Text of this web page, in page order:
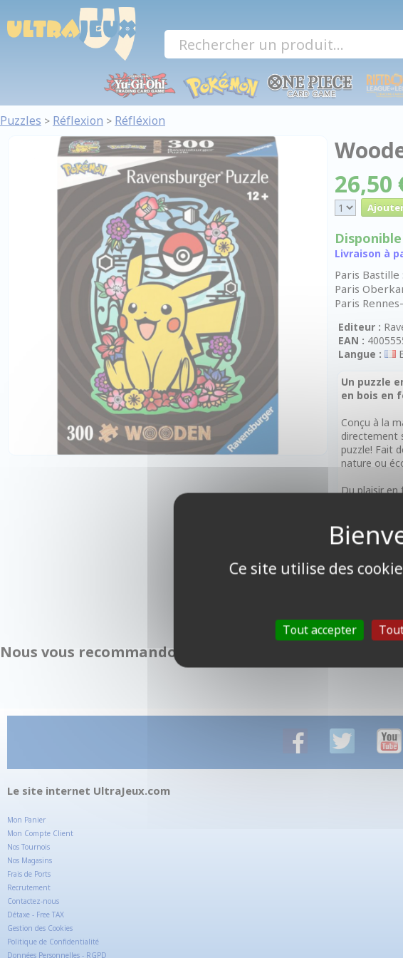
Puzzles > Réflexion > Réfléxion
26,50
Livraison à
Paris Bastille :
Paris
Paris
Editeur :
EAN :
Langue :
Un puzzle
en bois en
Conçu à la
directement
puzzle! Fait
nature ou
Du plaisir
nombreux
Contenu:
• 1 sachet
Nous vous recommandons également :
Le site internet UltraJeux.com
Mon Panier
Mon Compte Client
Nos Tournois
Nos Magasins
Frais de Ports
Recrutement
Contactez-nous
Détaxe - Free TAX
Gestion des Cookies
Politique de Confidentialité
Données Personnelles - RGPD
Panneau de gestion des cookies
Ce site utilise des
Tout accepter